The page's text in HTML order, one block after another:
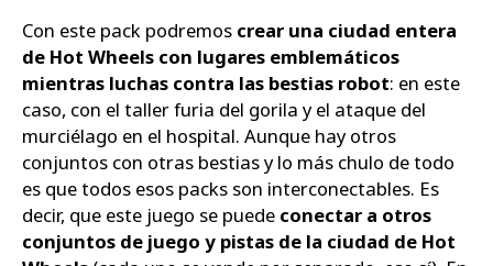
Con este pack podremos crear una ciudad entera
de Hot Wheels con lugares emblemáticos
mientras luchas contra las bestias robot: en este
caso, con el taller furia del gorila y el ataque del
murciélago en el hospital. Aunque hay otros
conjuntos con otras bestias y lo más chulo de todo
es que todos esos packs son interconectables. Es
decir, que este juego se puede conectar a otros
conjuntos de juego y pistas de la ciudad de Hot